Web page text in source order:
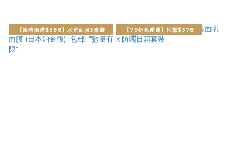
【限時搶購$388】水光面膜3盒裝 【79折免運費】只需$378